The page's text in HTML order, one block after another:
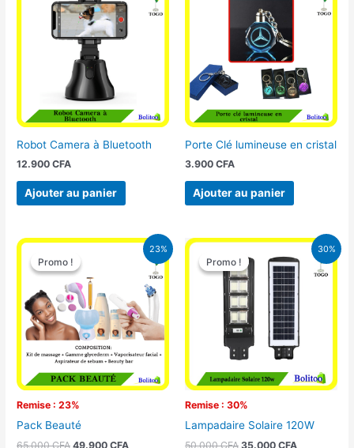
Robot Camera à Bluetooth
12.900CFA
Ajouter au panier
Porte Clé lumineuse en cristal
3.900 CFA
Ajouter au panier
23%
Promo !
Remise : 23%
Promo !
Pack Beauté
65.000CFA
Le
prix
initial
était :
65.000 CFA.
49.900CFA
Le
prix
actuel
est :
49.900 CFA.
30%
Promo !
Remise : 30%
Promo !
Lampadaire Solaire 120W
50.000CFA
Le
prix
initial
était :
50.000 CFA.
35.000 CFA
Le
prix
actuel
est :
35.000